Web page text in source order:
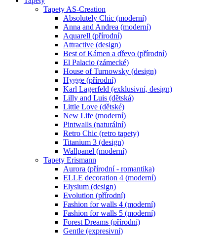
Tapety AS-Creation
Absolutely Chic (moderní)
Anna and Andrea (moderní)
Aquarell (přírodní)
Attractive (design)
Best of Kámen a dřevo (přírodní)
El Palacio (zámecké)
House of Turnowsky (design)
Hygge (přírodní)
Karl Lagerfeld (exklusivní, design)
Lilly and Luis (dětská)
Little Love (dětské)
New Life (moderní)
Pintwalls (naturální)
Retro Chic (retro tapety)
Titanium 3 (design)
Wallpanel (moderní)
Tapety Erismann
Aurora (přírodní - romantika)
ELLE decoration 4 (moderní)
Elysium (design)
Evolution (přírodní)
Fashion for walls 4 (moderní)
Fashion for walls 5 (moderní)
Forest Dreams (přírodní)
Gentle (expresivní)